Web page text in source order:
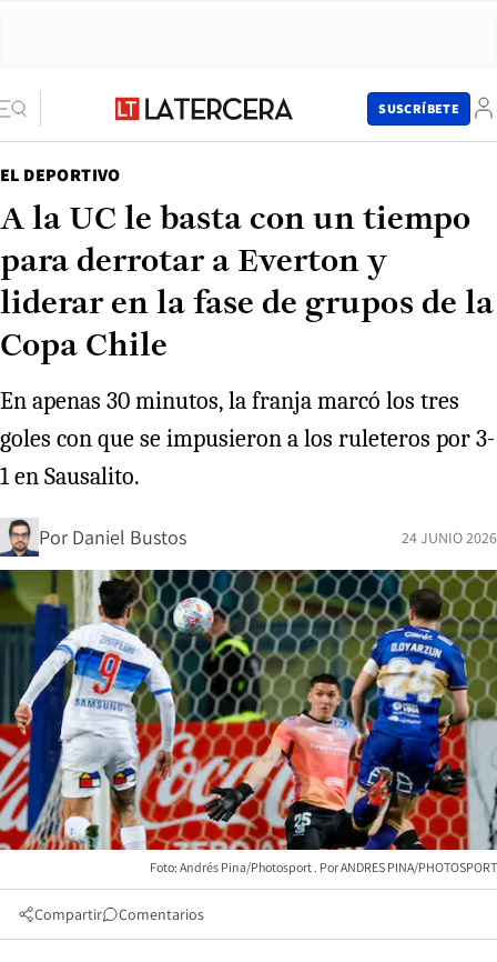
SUSCRÍBETE
EL DEPORTIVO
A la UC le basta con un tiempo
para derrotar a Everton y
liderar en la fase de grupos de la
Copa Chile
En apenas 30 minutos, la franja marcó los tres
goles con que se impusieron a los ruleteros por 3-
1 en Sausalito.
Por Daniel Bustos 24 JUNIO 2026
Foto: Andrés Pina/Photosport ANDRES PINA/PHOTOSPORT
Compartir Comentarios